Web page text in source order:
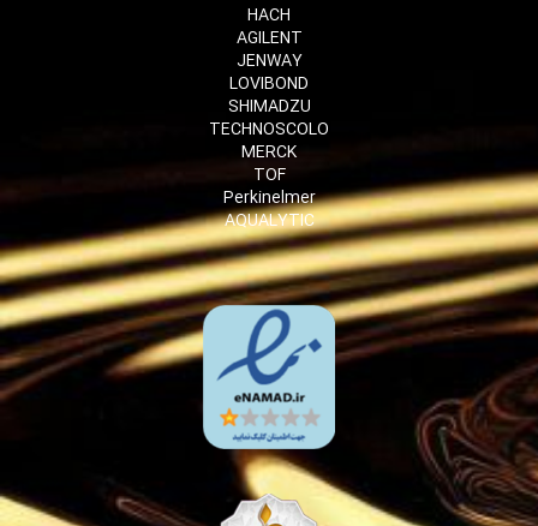
HACH
AGILENT
JENWAY
LOVIBOND
SHIMADZU
TECHNOSCOLO
MERCK
TOF
Perkinelmer
AQUALYTIC